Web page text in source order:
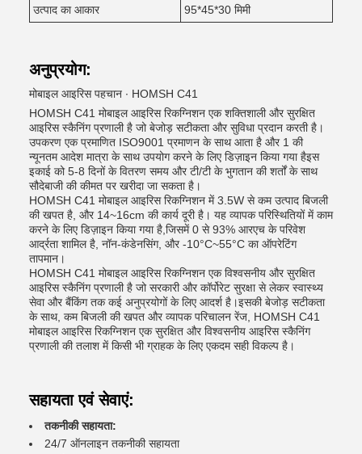
उत्पाद का आकार 95*45*30 मिमी
अनुप्रयोग:
मोबाइल आइरिस पहचान ∙ HOMSH C41
HOMSH C41 मोबाइल आइरिस रिकग्निशन एक शक्तिशाली और सुरक्षित
आइरिस स्कैनिंग प्रणाली है जो बेजोड़ सटीकता और सुविधा प्रदान करती है।
उपकरण एक प्रमाणित ISO9001 प्रमाणन के साथ आता है और 1 की
न्यूनतम आदेश मात्रा के साथ उपयोग करने के लिए डिज़ाइन किया गया हैइस
इकाई को 5-8 दिनों के वितरण समय और टी/टी के भुगतान की शर्तों के साथ
सौदेबाजी की कीमत पर खरीदा जा सकता है।
HOMSH C41 मोबाइल आइरिस रिकग्निशन में 3.5W से कम उत्पाद बिजली
की खपत है, और 14~16cm की कार्य दूरी है। यह व्यापक परिस्थितियों में काम
करने के लिए डिज़ाइन किया गया है,जिसमें 0 से 93% आरएच के परिवेश
आर्द्रता शामिल है, नॉन-कंडेनसिंग, और -10°C~55°C का ऑपरेटिंग
तापमान।
HOMSH C41 मोबाइल आइरिस रिकग्निशन एक विश्वसनीय और सुरक्षित
आइरिस स्कैनिंग प्रणाली है जो सरकारी और कॉर्पोरेट सुरक्षा से लेकर स्वास्थ्य
सेवा और बैंकिंग तक कई अनुप्रयोगों के लिए आदर्श है।इसकी बेजोड़ सटीकता
के साथ, कम बिजली की खपत और व्यापक परिचालन रेंज, HOMSH C41
मोबाइल आइरिस रिकग्निशन एक सुरक्षित और विश्वसनीय आइरिस स्कैनिंग
प्रणाली की तलाश में किसी भी ग्राहक के लिए एकदम सही विकल्प है।
सहायता एवं सेवाएं:
तकनीकी सहायता:
24/7 ऑनलाइन तकनीकी सहायता